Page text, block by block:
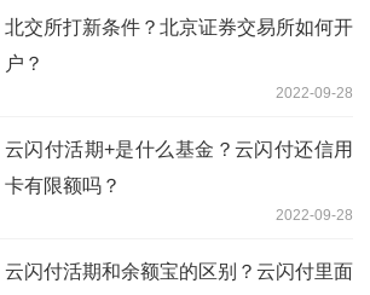
北交所打新条件？北京证券交易所如何开
户？
2022-09-28
云闪付活期+是什么基金？云闪付还信用
卡有限额吗？
2022-09-28
云闪付活期和余额宝的区别？云闪付里面